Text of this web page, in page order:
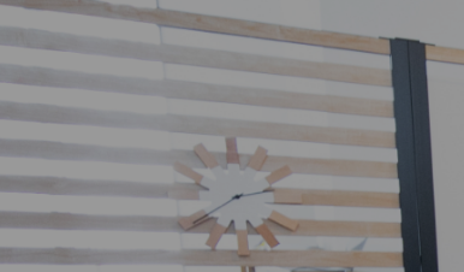
相続手続きでお悩みの方
不動産の相続による名義変更（相続登記）
預貯金口座・株式等の相続手続き
空き家の相続手続き